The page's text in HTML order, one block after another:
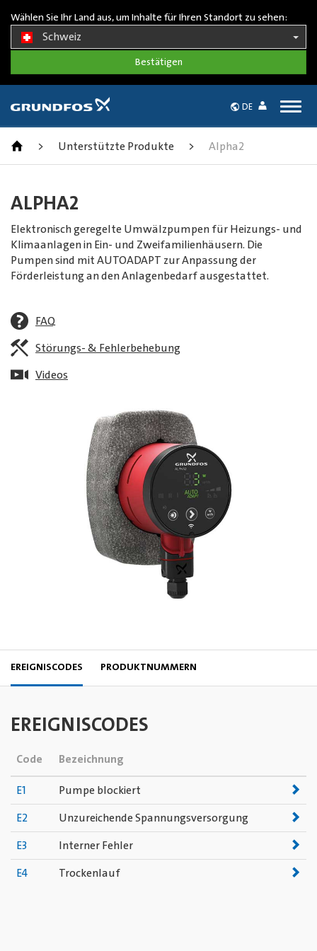
Wählen Sie Ihr Land aus, um Inhalte für Ihren Standort zu sehen:
Schweiz
DE
> Unterstützte Produkte > Alpha2
ALPHA2
Elektronisch geregelte Umwälzpumpen für Heizungs- und
Klimaanlagen in Ein- und Zweifamilienhäusern. Die
Pumpen sind mit AUTOADAPT zur Anpassung der
Förderleistung an den Anlagenbedarf ausgestattet.
FAQ
Störungs- & Fehlerbehebung
Videos
EREIGNISCODES PRODUKTNUMMERN
EREIGNISCODES
Code Bezeichnung
E1 Pumpe blockiert
E2 Unzureichende Spannungsversorgung
E3 Interner Fehler
E4 Trockenlauf